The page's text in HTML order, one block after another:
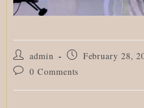
Post
author:
admin
Post
published:
February 28,
Post0 Comments